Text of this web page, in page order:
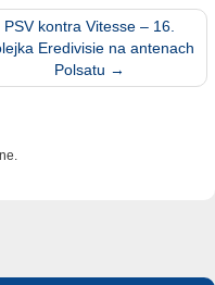
PSV kontra Vitesse – 16.
Eredivisie na antenach
Polsatu →